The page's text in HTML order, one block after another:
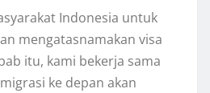
Indonesia untuk
mengatasnamakan visa
itu, kami bekerja sama
ke depan akan